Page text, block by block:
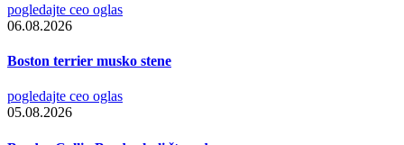
pogledajte ceo oglas
06.08.2026
Boston terrier musko stene
pogledajte ceo oglas
05.08.2026